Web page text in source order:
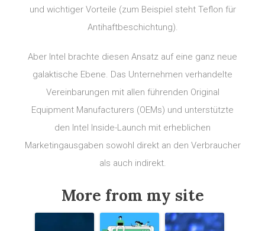
und wichtiger Vorteile (zum Beispiel steht Teflon für
Antihaftbeschichtung).
Aber Intel brachte diesen Ansatz auf eine ganz neue
galaktische Ebene. Das Unternehmen verhandelte
Vereinbarungen mit allen führenden Original
Equipment Manufacturers (OEMs) und unterstützte
den Intel Inside-Launch mit erheblichen
Marketingausgaben sowohl direkt an den Verbraucher
als auch indirekt.
More from my site